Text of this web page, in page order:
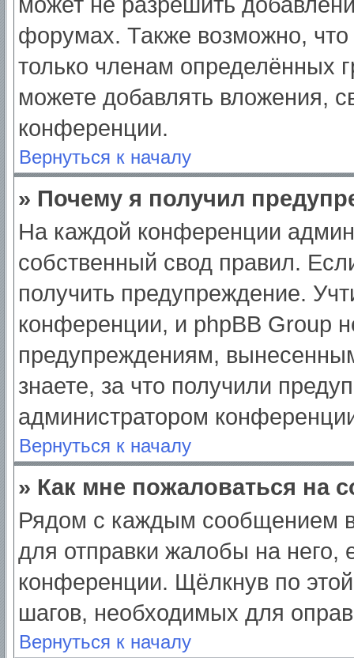
форумах. Также возможно,
только членам определённых
можете добавлять вложения,
конференции.
Вернуться к началу
» Почему я получил
На каждой конференции
собственный свод правил.
получить предупреждение.
конференции, и phpBB Group
предупреждениям,
знаете, за что получили
администратором
Вернуться к началу
» Как мне пожаловаться на
Рядом с каждым сообщением
для отправки жалобы на него,
конференции. Щёлкнув по
шагов, необходимых для
Вернуться к началу